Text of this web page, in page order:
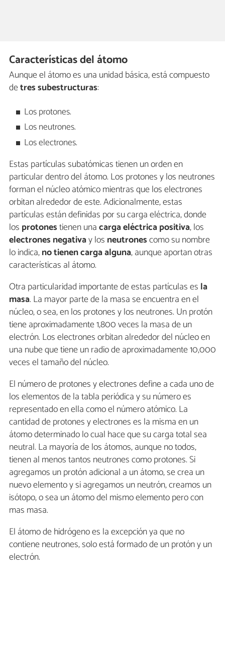
Características del átomo
Aunque el átomo es una unidad básica, está compuesto
detres subestructuras:
Los protones.
Los neutrones.
Los electrones.
Estas partículas subatómicas tienen un orden en
particular dentro del átomo. Los protones y los neutrones
forman el núcleo atómico mientras que los electrones
orbitan alrededor de este. Adicionalmente, estas
partículas están definidas por su carga eléctrica, donde
los protonestienen unacarga eléctrica positiva, los
electrones negativay los neutronescomo su nombre
lo indica,no tienen carga alguna, aunque aportan otras
características al átomo.
Otra particularidad importante de estas partículas es la
masa. La mayor parte de la masa se encuentra en el
núcleo, o sea, en los protones y los neutrones. Un protón
tiene aproximadamente 1,800 veces la masa de un
electrón. Los electrones orbitan alrededor del núcleo en
una nube que tiene un radio de aproximadamente 10,000
veces el tamaño del núcleo.
El número de protones y electrones define a cada uno de
los elementos de la tabla periódica y su número es
representado en ella como el número atómico. La
cantidad de protones y electrones es la misma en un
átomo determinado lo cual hace que su carga total sea
neutral. La mayoría de los átomos, aunque no todos,
tienen al menos tantos neutrones como protones. Si
agregamos un protón adicional a un átomo, se crea un
nuevo elemento y si agregamos un neutrón, creamos un
isótopo, o sea un átomo del mismo elemento pero con
mas masa.
El átomo de hidrógeno es la excepción ya que no
contiene neutrones, solo está formado de un protón y un
electrón.